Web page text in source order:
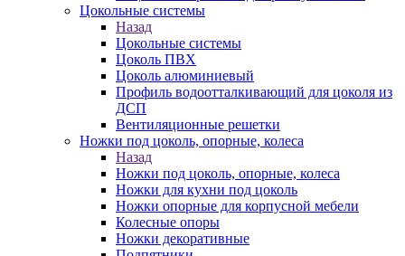
Цокольные системы
Назад
Цокольные системы
Цоколь ПВХ
Цоколь алюминиевый
Профиль водоотталкивающий для цоколя из
ДСП
Вентиляционные решетки
Ножки под цоколь, опорные, колеса
Назад
Ножки под цоколь, опорные, колеса
Ножки для кухни под цоколь
Ножки опорные для корпусной мебели
Колесные опоры
Ножки декоративные